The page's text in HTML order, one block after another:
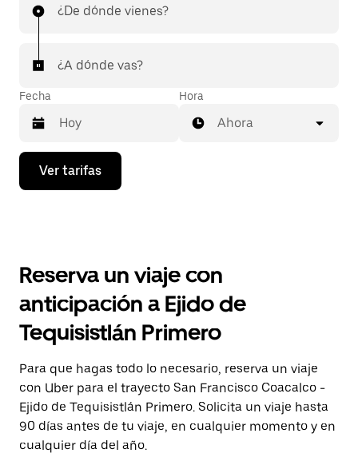
¿De dónde vienes?
¿A dónde vas?
Fecha
Presiona
flecha
el
y
selecciona
una
fecha.
Presiona
la
tecla Esc
para
cerrar
el
calendario.
Hora
Ahora
Ver tarifas
Reserva un viaje con
anticipación a Ejido de
Tequisistlán Primero
Para que hagas todo lo necesario, reserva un viaje
con Uber para el trayecto San Francisco Coacalco -
Ejido de Tequisistlán Primero. Solicita un viaje hasta
90 días antes de tu viaje, en cualquier momento y en
cualquier día del año.